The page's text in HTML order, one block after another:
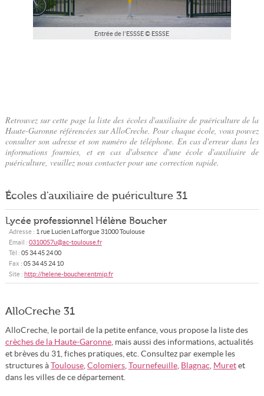
Entrée de l'ESSSE © ESSSE
Retrouvez sur cette page la liste des écoles d'auxiliaire de puériculture de la
Haute-Garonne référencées sur AlloCreche. Pour chaque école, vous pouvez
consulter son adresse et son numéro de téléphone. En cas d'erreur dans les
informations fournies, et en cas d'absence d'une école d'auxiliaire de
puériculture, veuillez nous contacter pour une correction rapide.
Écoles d'auxiliaire de puériculture 31
Lycée professionnel Hélène Boucher
Adresse : 1 rue Lucien Lafforgue31000Toulouse
Email : 0310057u@ac-toulouse.fr
Tél : 05 34 45 24 00
Fax : 05 34 45 24 10
Site : http://helene-boucher.entmip.fr
AlloCreche 31
AlloCreche, le portail de la petite enfance, vous propose la liste des
crèches de la Haute-Garonne, mais aussi des informations, actualités
et brèves du 31, fiches pratiques, etc. Consultez par exemple les
structures à Toulouse, Colomiers, Tournefeuille, Blagnac, Muretet
dans les villes de ce département.